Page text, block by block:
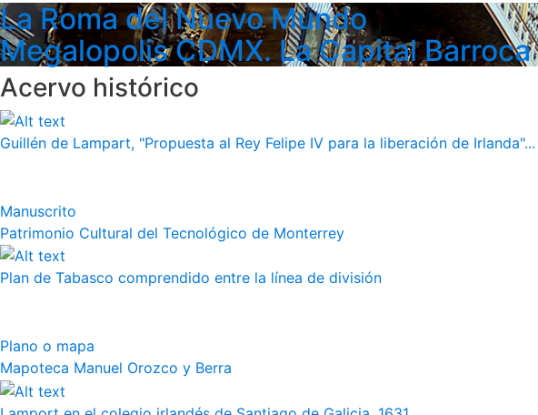
La Roma del Nuevo Mundo
Megalopolis CDMX. La Capital Barroca
Acervo histórico
Guillén de Lampart, "Propuesta al Rey Felipe IV para la liberación de Irlanda"...
Manuscrito
Patrimonio Cultural del Tecnológico de Monterrey
Plan de Tabasco comprendido entre la línea de división
Plano o mapa
Mapoteca Manuel Orozco y Berra